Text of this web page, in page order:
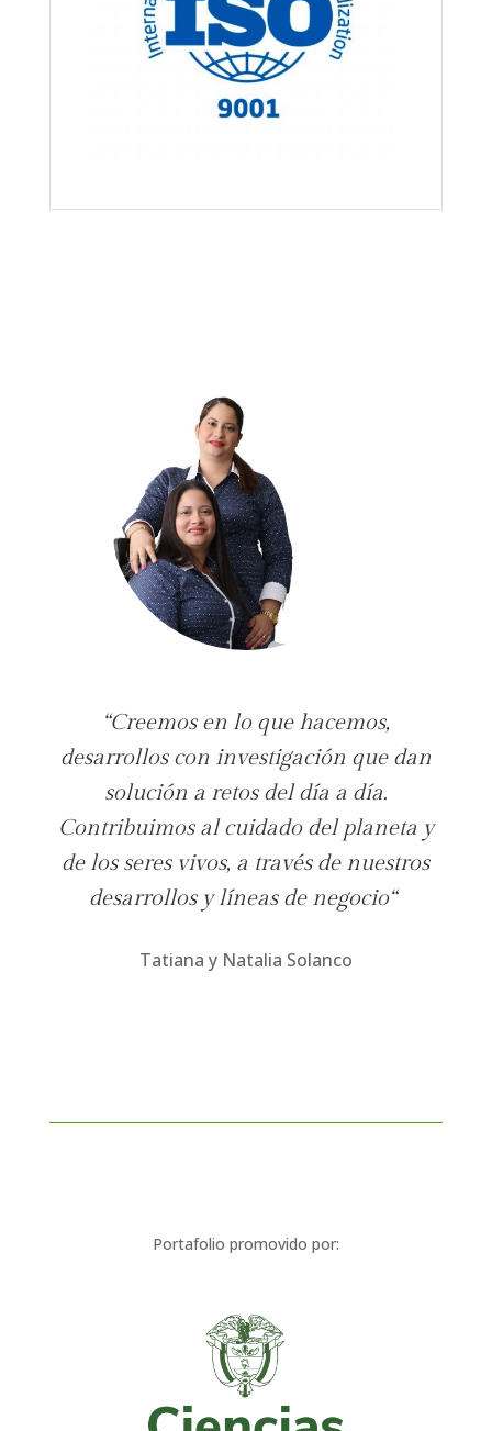
“Creemos en lo que hacemos,
desarrollos con investigación que dan
solución a retos del día a día.
Contribuimos al cuidado del planeta y
de los seres vivos, a través de nuestros
desarrollos y líneas de negocio“
Tatiana y Natalia Solanco
Portafolio promovido por: